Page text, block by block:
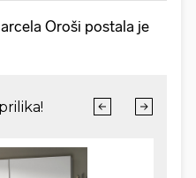
Oroši postala je